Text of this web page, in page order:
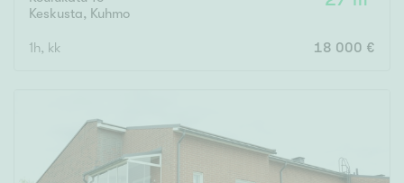
Arvokohteet
Ei arvokohteita
Tyydyttävä
Keskusta, Kuhmo
1h, kk 18 000 €